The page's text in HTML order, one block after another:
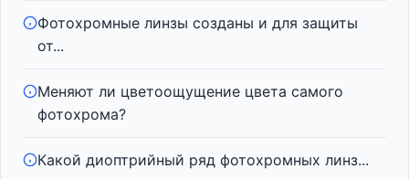
Фотохромные линзы созданы и для защиты
от...
Меняют ли цветоощущение цвета самого
фотохрома?
Какой диоптрийный ряд фотохромных линз...